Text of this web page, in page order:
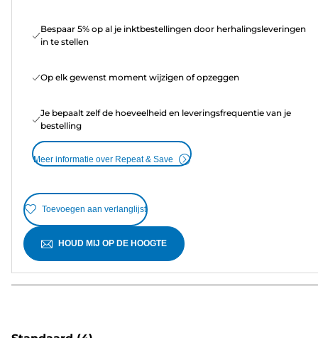
Bespaar 5% op al je inktbestellingen door herhalingsleveringen
in te stellen
Op elk gewenst moment wijzigen of opzeggen
Je bepaalt zelf de hoeveelheid en leveringsfrequentie van je
bestelling
Meer informatie over Repeat & Save
Toevoegen aan verlanglijst
HOUD MIJ OP DE HOOGTE